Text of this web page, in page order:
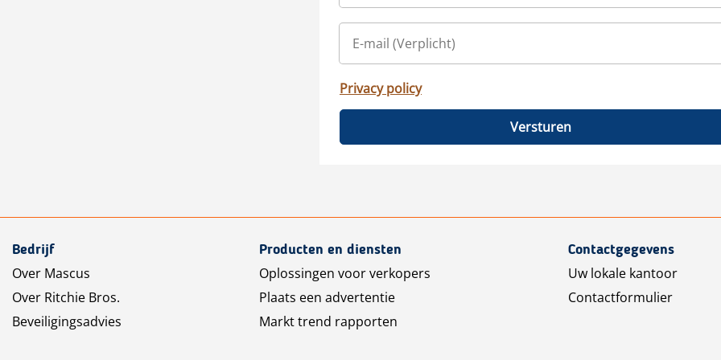
Privacy policy
Versturen
Bedrijf
Over Mascus
Over Ritchie Bros.
Beveiligingsadvies
Producten en diensten
Oplossingen voor verkopers
Plaats een advertentie
Markt trend rapporten
Contactgegevens
Uw lokale kantoor
Contactformulier